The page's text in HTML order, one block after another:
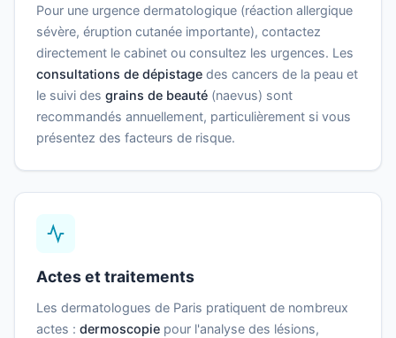
Pour une urgence dermatologique (réaction allergique
sévère, éruption cutanée importante), contactez
directement le cabinet ou consultez les urgences. Les
consultations de dépistage des cancers de la peau et
le suivi des grains de beauté (naevus) sont
recommandés annuellement, particulièrement si vous
présentez des facteurs de risque.
Actes et traitements
Les dermatologues de Paris pratiquent de nombreux
actes : dermoscopie pour l'analyse des lésions,